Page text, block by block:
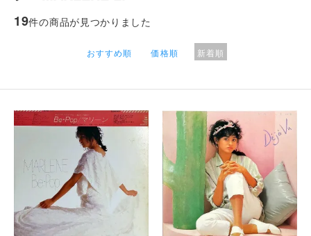
19件の商品が見つかりました
おすすめ順 価格順 新着順